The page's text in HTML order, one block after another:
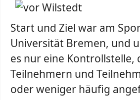
Start und Ziel war am
Universität Bremen, und
es nur eine Kontrollstelle,
Teilnehmern und
oder weniger häufig